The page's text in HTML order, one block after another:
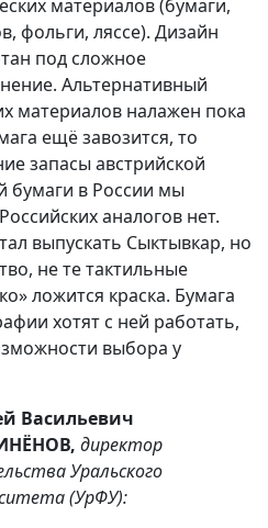
материалов (бумаги,
фольги, ляссе). Дизайн
под сложное
Альтернативный
материалов налажен пока
ещё завозится, то
запасы австрийской
бумаги в России мы
аналогов нет.
выпускать Сыктывкар, но
не те тактильные
ложится краска. Бумага
хотят с ней работать,
выбора у
Васильевич
директор
Уральского
(УрФУ):